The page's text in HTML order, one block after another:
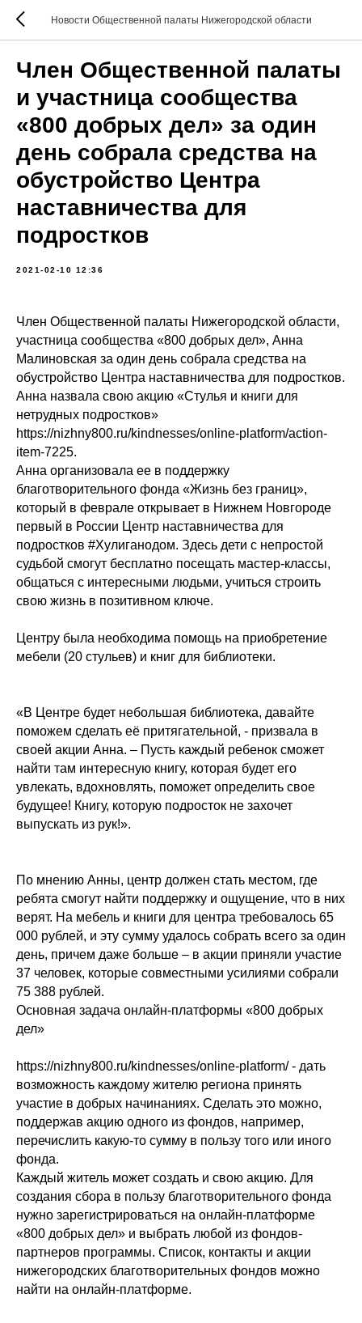
Новости Общественной палаты Нижегородской области
Член Общественной палаты
и участница сообщества
«800 добрых дел» за один
день собрала средства на
обустройство Центра
наставничества для
подростков
2021-02-10 12:36
Член Общественной палаты Нижегородской области,
участница сообщества «800 добрых дел», Анна
Малиновская за один день собрала средства на
обустройство Центра наставничества для подростков.
Анна назвала свою акцию «Стулья и книги для
нетрудных подростков»
https://nizhny800.ru/kindnesses/online-platform/action-
item-7225.
Анна организовала ее в поддержку
благотворительного фонда «Жизнь без границ»,
который в феврале открывает в Нижнем Новгороде
первый в России Центр наставничества для
подростков #Хулиганодом. Здесь дети с непростой
судьбой смогут бесплатно посещать мастер-классы,
общаться с интересными людьми, учиться строить
свою жизнь в позитивном ключе.
Центру была необходима помощь на приобретение
мебели (20 стульев) и книг для библиотеки.
«В Центре будет небольшая библиотека, давайте
поможем сделать её притягательной, - призвала в
своей акции Анна. – Пусть каждый ребенок сможет
найти там интересную книгу, которая будет его
увлекать, вдохновлять, поможет определить свое
будущее! Книгу, которую подросток не захочет
выпускать из рук!».
По мнению Анны, центр должен стать местом, где
ребята смогут найти поддержку и ощущение, что в них
верят. На мебель и книги для центра требовалось 65
000 рублей, и эту сумму удалось собрать всего за один
день, причем даже больше – в акции приняли участие
37 человек, которые совместными усилиями собрали
75 388 рублей.
Основная задача онлайн-платформы «800 добрых
дел»
https://nizhny800.ru/kindnesses/online-platform/ - дать
возможность каждому жителю региона принять
участие в добрых начинаниях. Сделать это можно,
поддержав акцию одного из фондов, например,
перечислить какую-то сумму в пользу того или иного
фонда.
Каждый житель может создать и свою акцию. Для
создания сбора в пользу благотворительного фонда
нужно зарегистрироваться на онлайн-платформе
«800 добрых дел» и выбрать любой из фондов-
партнеров программы. Список, контакты и акции
нижегородских благотворительных фондов можно
найти на онлайн-платформе.